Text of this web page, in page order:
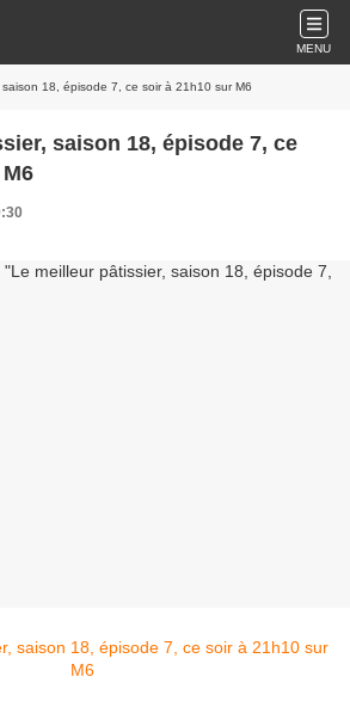
MENU
18, épisode 7, ce soir à 21h10 sur M6
saison 18, épisode 7, ce